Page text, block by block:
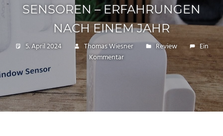
SENSOREN – ERFAHRUNGEN
NACH EINEM JAHR
5. April 2024 Thomas Wiesner Review
Ein
Kommentar